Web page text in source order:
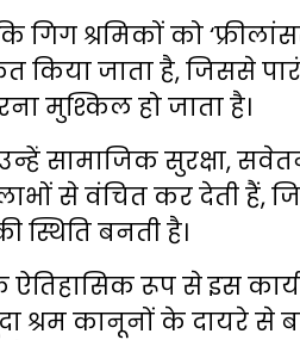
श्रमिकों को
किया जाता है, जिससे
मुश्किल हो जाता है।
सामाजिक सुरक्षा,
से वंचित कर देती हैं,
बनती है।
ऐतिहासिक रूप से इस
श्रम कानूनों के दायरे से